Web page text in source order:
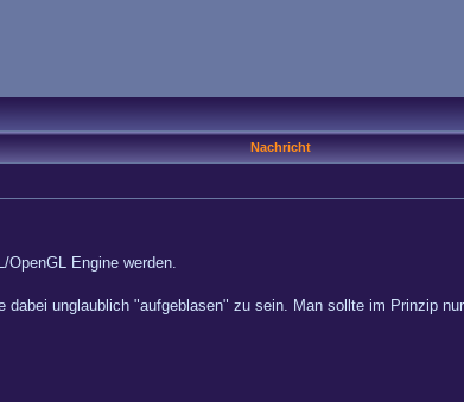
Nachricht
OpenGL Engine werden.
unglaublich "aufgeblasen" zu sein. Man sollte im Prinzip